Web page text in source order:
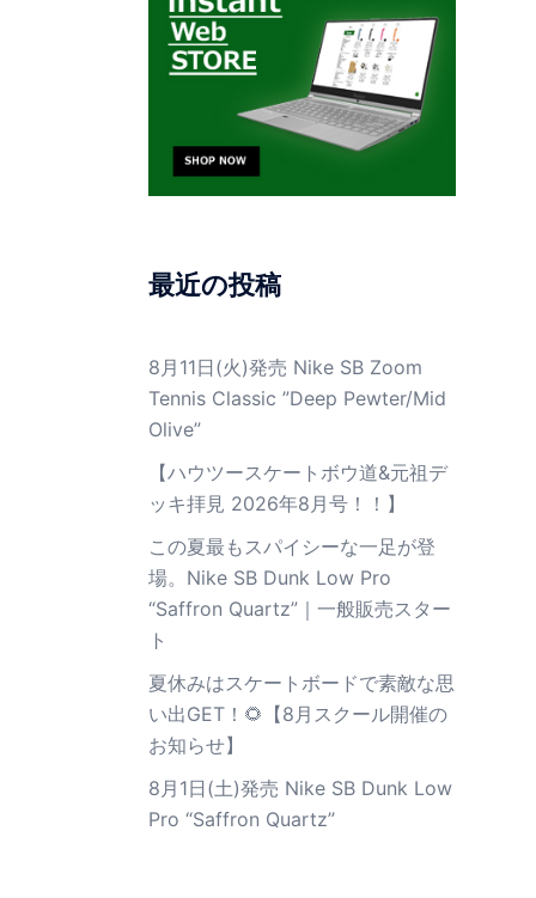
最近の投稿
8月11日(火)発売 Nike SB Zoom
Tennis Classic ”Deep Pewter/Mid
Olive”
【ハウツースケートボウ道&元祖デ
ッキ拝見 2026年8月号！！】
この夏最もスパイシーな一足が登
場。Nike SB Dunk Low Pro
“Saffron Quartz”｜一般販売スター
ト
夏休みはスケートボードで素敵な思
い出GET！🌻【8月スクール開催の
お知らせ】
8月1日(土)発売 Nike SB Dunk Low
Pro “Saffron Quartz”